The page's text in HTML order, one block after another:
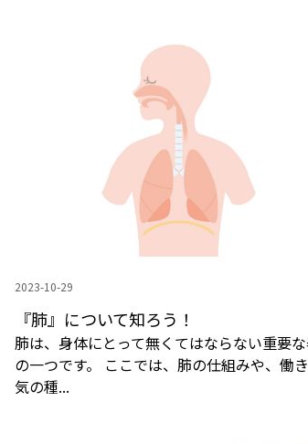
2023-10-29
『肺』について知ろう！
肺は、身体にとって無くてはならない重要
の一つです。 ここでは、肺の仕組みや、働
気の種...